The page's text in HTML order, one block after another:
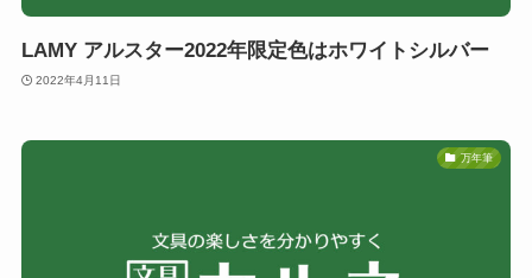
LAMY アルスター2022年限定色はホワイトシルバー
2022年4月11日
万年筆